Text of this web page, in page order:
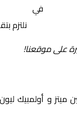
ليون في
نلتزم
على موقعنا!
لقاءً مرتقبًا يجمع بين